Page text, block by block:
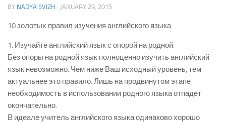
BY NADYA SVIZH · JANUARY 29, 2015
10 золотых правил изучения английского языка
1. Изучайте английский язык с опорой на родной.
Без опоры на родной язык полноценно изучить английский
язык невозможно. Чем ниже Ваш исходный уровень, тем
актуальнее это правило. Лишь на продвинутом этапе
необходимость в использовании родного языка отпадет
окончательно.
В идеале учитель английского языка одинаково хорошо